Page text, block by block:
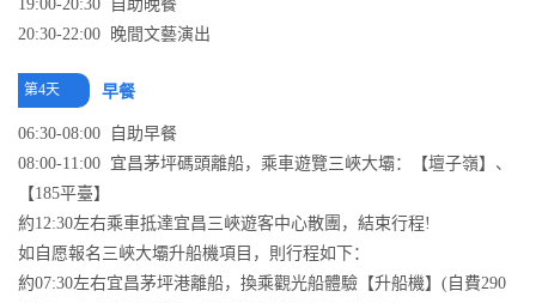
19:00-20:30 自助晚餐
20:30-22:00 晚間文藝演出
第4天 早餐
06:30-08:00 自助早餐
08:00-11:00 宜昌茅坪碼頭離船，乘車遊覽三峽大壩：【壇子嶺】、
【185平臺】
約12:30左右乘車抵達宜昌三峽遊客中心散團，結束行程!
如自愿報名三峽大壩升船機項目，則行程如下：
約07:30左右宜昌茅坪港離船，換乘觀光船體驗【升船機】(自費290